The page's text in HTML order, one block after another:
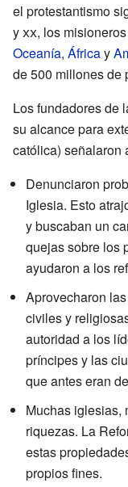
el protestantismo
yxx, los
Oceanía, Áfricay
de 500 millones de
Los fundadores de
su alcance para
católica) señalaron
Denunciaron
Iglesia. Esto
y buscaban un
quejas sobre los
ayudaron a los
Aprovecharon
civiles y
autoridad a los
príncipes y las
que antes eran
Muchas iglesias,
riquezas. La
estas
propios fines.